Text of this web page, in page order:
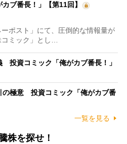
カブ番長！」【第11回】
ポスト」にて、圧倒的な情報量が
ミック」とし…
投資コミック「俺がカブ番長！」
の極意 投資コミック「俺がカブ番
一覧を見る
株を探せ！